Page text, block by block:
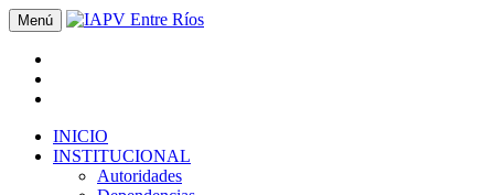
Menú
INICIO
INSTITUCIONAL
Autoridades